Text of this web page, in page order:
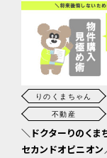
りのくまちゃん
不動産
＼ドクターりのくま
セカンドオピニオン